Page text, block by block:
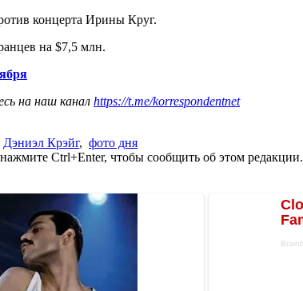
концерта Ирины Круг.
на $7,5 млн.
на наш канал https://t.me/korrespondentnet
Дэниэл Крэйг, фото дня
Ctrl+Enter, чтобы сообщить об этом редакции.